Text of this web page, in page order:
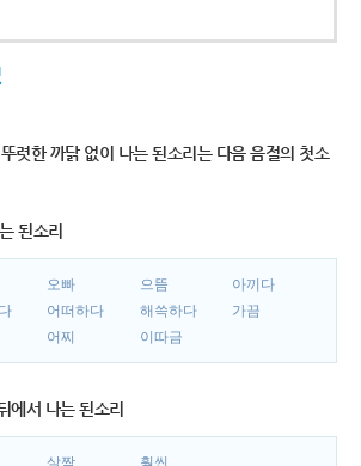
렷한 까닭 없이 나는 된소리는 다음 음절의 첫소
된소리
오빠 으뜸
아끼다
어떠하다 해쓱하다
가끔
어찌 이따금
에서 나는 된소리
살짝
훨씬